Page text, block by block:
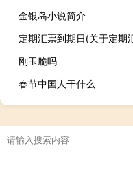
金银岛小说简介
刚玉脆吗
春节中国人干什么